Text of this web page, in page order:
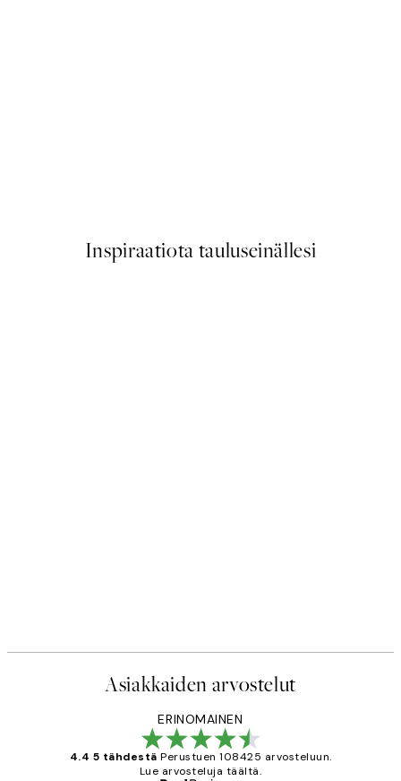
Inspiraatiota tauluseinällesi
Asiakkaiden arvostelut
ERINOMAINEN
4.4 5 tähdestä Perustuen 108425 arvosteluun.
Lue arvosteluja täältä.